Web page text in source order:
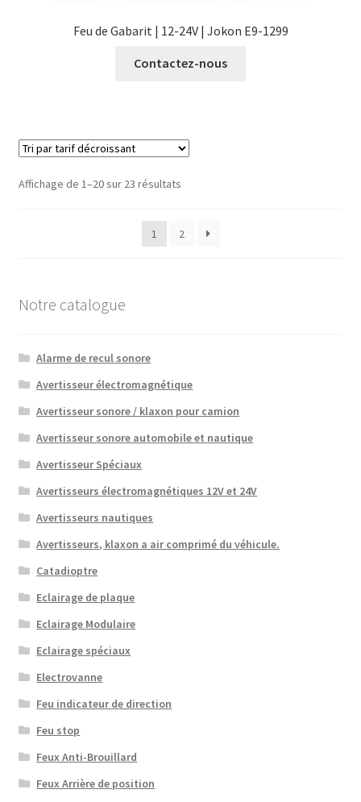
Feu de Gabarit | 12-24V | Jokon E9-1299
Contactez-nous
Affichage de 1–20 sur 23 résultatsTrié
décroissant
1 2
Notre catalogue
Alarme de recul sonore
Avertisseur électromagnétique
Avertisseur sonore / klaxon pour camion
Avertisseur sonore automobile et nautique
Avertisseur Spéciaux
Avertisseurs électromagnétiques 12V et 24V
Avertisseurs nautiques
Avertisseurs, klaxon a air comprimé du véhicule.
Catadioptre
Eclairage de plaque
Eclairage Modulaire
Eclairage spéciaux
Electrovanne
Feu indicateur de direction
Feu stop
Feux Anti-Brouillard
Feux Arrière de position